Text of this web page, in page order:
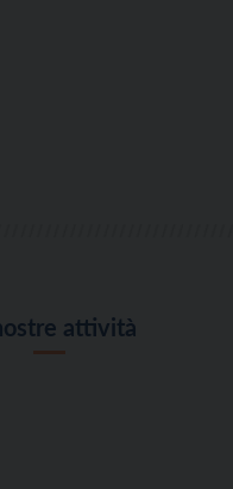
attività